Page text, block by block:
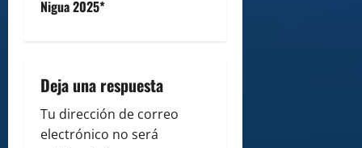
g
t
i
Nigua 2025*
Deja una respuesta
Tu dirección de correo
electrónico no será